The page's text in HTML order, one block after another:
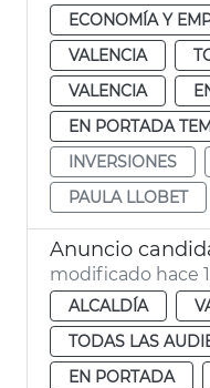
ECONOMÍA Y
VALENCIA
VALENCIA
EN PORTADA
INVERSIONES
PAULA LLOBET
modificado hace
ALCALDÍA
TODAS LAS
EN PORTADA